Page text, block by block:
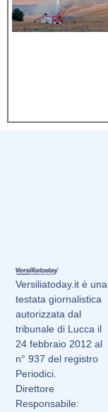
Versiliatoday.it è una
testata giornalistica
autorizzata dal
tribunale di Lucca il
24 febbraio 2012 al
n° 937 del registro
Periodici.
Direttore
Responsabile: